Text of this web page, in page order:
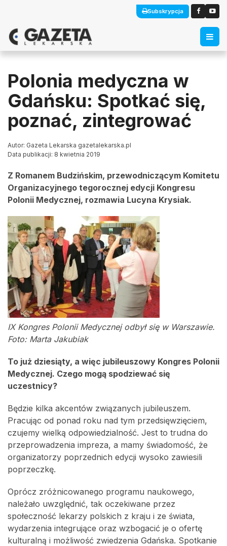
Subskrypcja
Polonia medyczna w
Gdańsku: Spotkać się,
poznać, zintegrować
Autor: Gazeta Lekarska gazetalekarska.pl
Data publikacji: 8 kwietnia 2019
Z Romanem Budzińskim, przewodniczącym Komitetu
Organizacyjnego tegorocznej edycji Kongresu
Polonii Medycznej, rozmawia Lucyna Krysiak.
IX Kongres Polonii Medycznej odbył się w Warszawie.
Foto: Marta Jakubiak
To już dziesiąty, a więc jubileuszowy Kongres Polonii
Medycznej. Czego mogą spodziewać się
uczestnicy?
Będzie kilka akcentów związanych jubileuszem.
Pracując od ponad roku nad tym przedsięwzięciem,
czujemy wielką odpowiedzialność. Jest to trudna do
przeprowadzenia impreza, a mamy świadomość, że
organizatorzy poprzednich edycji wysoko zawiesili
poprzeczkę.
Oprócz zróżnicowanego programu naukowego,
należało uwzględnić, tak oczekiwane przez
społeczność lekarzy polskich z kraju i ze świata,
wydarzenia integrujące oraz wzbogacić je o ofertę
kulturalną i możliwość zwiedzenia Gdańska. Spotkanie